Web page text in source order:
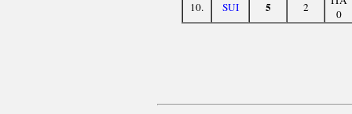
10.
SUI 5 2
0